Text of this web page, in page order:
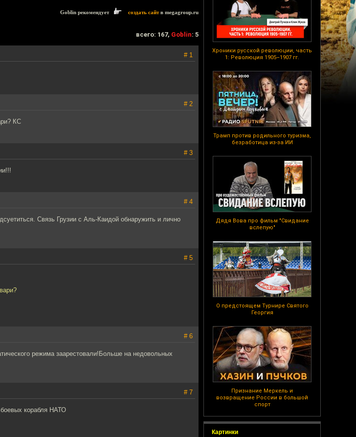
Хроники русской революции, часть
1: Революция 1905–1907 гг.
Трамп против родильного туризма,
безработица из-за ИИ
Дядя Вова про фильм "Свидание
вслепую"
О предстоящем Турнире Святого
Георгия
Признание Меркель и
возвращение России в большой
спорт
Картинки
Goblin рекомендует создать сайтв megagroup.ru
всего: 167, Goblin: 5
# 1
# 2
КС
# 3
# 4
Связь Грузии с Аль-Каидой обнаружить и лично
# 5
# 6
режима заарестовали!Больше на недовольных
# 7
корабля НАТО